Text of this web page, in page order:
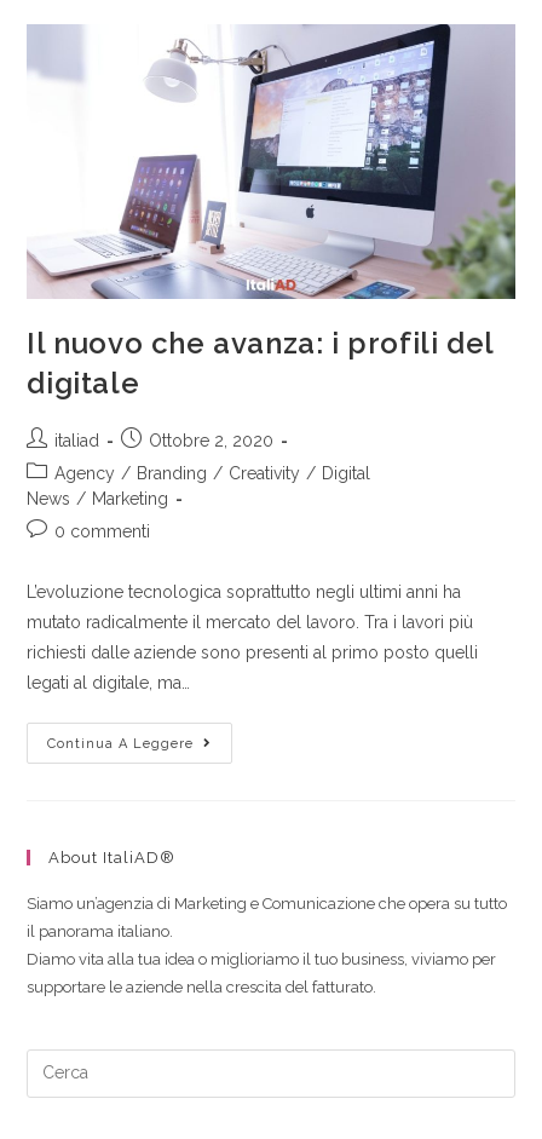
Il nuovo che avanza: i profili del
digitale
italiad
Ottobre 2, 2020
Agency / Branding / Creativity / Digital
News / Marketing
0 commenti
L’evoluzione tecnologica soprattutto negli ultimi anni ha
mutato radicalmente il mercato del lavoro. Tra i lavori più
richiesti dalle aziende sono presenti al primo posto quelli
legati al digitale, ma…
Continua A Leggere
About ItaliAD®
Siamo un’agenzia di Marketing e Comunicazione che opera su tutto
il panorama italiano.
Diamo vita alla tua idea o miglioriamo il tuo business, viviamo per
supportare le aziende nella crescita del fatturato.